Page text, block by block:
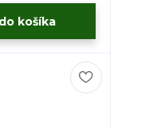
košíka